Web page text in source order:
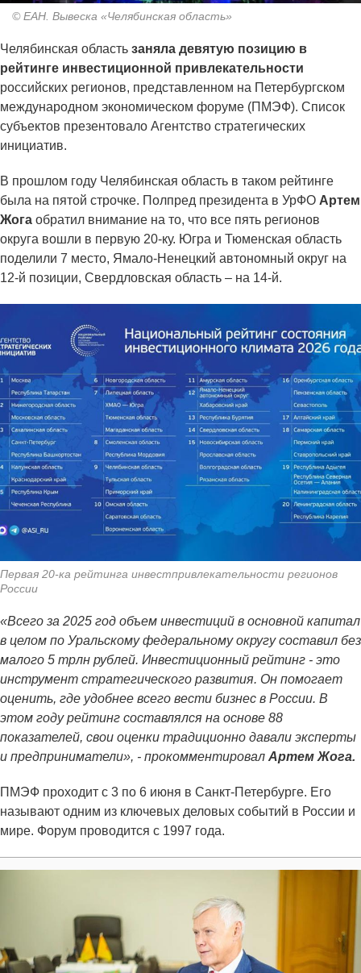
© ЕАН. Вывеска «Челябинская область»
Челябинская область заняла девятую позицию в
рейтинге инвестиционной привлекательности
российских регионов, представленном на Петербургском
международном экономическом форуме (ПМЭФ). Список
субъектов презентовало Агентство стратегических
инициатив.
В прошлом году Челябинская область в таком рейтинге
была на пятой строчке. Полпред президента в УрФО Артем
Жога обратил внимание на то, что все пять регионов
округа вошли в первую 20-ку. Югра и Тюменская область
поделили 7 место, Ямало-Ненецкий автономный округ на
12-й позиции, Свердловская область – на 14-й.
Первая 20-ка рейтинга инвестпривлекательности регионов
России
«Всего за 2025 год объем инвестиций в основной капитал
в целом по Уральскому федеральному округу составил без
малого 5 трлн рублей. Инвестиционный рейтинг - это
инструмент стратегического развития. Он помогает
оценить, где удобнее всего вести бизнес в России. В
этом году рейтинг составлялся на основе 88
показателей, свои оценки традиционно давали эксперты
и предприниматели», - прокомментировал Артем Жога.
ПМЭФ проходит с 3 по 6 июня в Санкт-Петербурге. Его
называют одним из ключевых деловых событий в России и
мире. Форум проводится с 1997 года.